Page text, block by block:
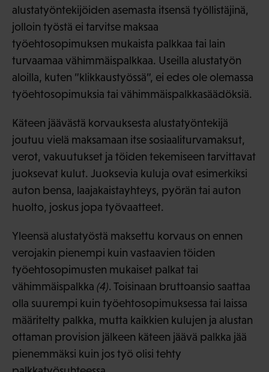
alustatyöntekijöiden asemasta itsensä työllistäjinä,
jolloin työstä ei tarvitse maksaa
työehtosopimuksen mukaista palkkaa tai lain
turvaamaa vähimmäispalkkaa. Useilla alustatyön
aloilla, kuten ”klikkaustyössä”, ei edes ole olemassa
työehtosopimuksia tai vähimmäispalkkasäädöksiä.
Käteen jäävästä korvauksesta alustatyöntekijä
joutuu vielä maksamaan itse sosiaaliturvamaksut,
verot, vakuutukset ja töiden tekemiseen tarvittavat
juoksevat kulut. Juoksevia kuluja ovat esimerkiksi
auton bensa, laajakaistayhteys, pyörän tai auton
huolto, joskus jopa työvaatteet.
Yleensä alustatyöstä maksettu korvaus on ennen
verojakin pienempi kuin vastaavien töiden
työehtosopimusten mukaiset palkat tai
vähimmäispalkka (4). Toisinaan bruttoansio saattaa
olla suurempi kuin työehtosopimuksessa tai laissa
määritelty palkka, mutta kaikkien kulujen ja alustan
ottaman provision jälkeen käteen jäävä palkka jää
pienemmäksi kuin jos työ olisi tehty